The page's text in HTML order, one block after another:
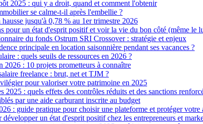
2025 : qui y a droit, quand et comment l'obtenir
se calme-t-il après l'embellie ?
jusqu'à 0,78 % au 1er trimestre 2026
pour un état d'esprit positif et voir la vie du bon côté (même le
du fonds Ostrum SRI Crossover : stratégie et enjeux
principale en location saisonnière pendant ses vacances ?
: quels seuils de ressources en 2026 ?
2026 : 10 projets prometteurs à connaître
freelance : brut, net et TJM ?
pour valoriser votre patrimoine en 2025
2025 : quels effets des contrôles réduits et des sanctions
par une aide carburant inscrite au budget
: guide pratique pour choisir une plateforme et protéger votre
un état d'esprit positif chez les entrepreneurs et